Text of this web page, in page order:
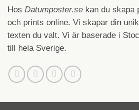
Hos Datumposter.se kan du skapa
och prints online. Vi skapar din
texten du valt. Vi är baserade i
till hela Sverige.